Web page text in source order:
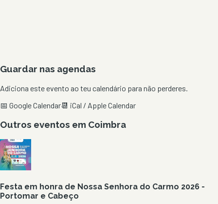
Guardar nas agendas
Adiciona este evento ao teu calendário para não perderes.
📅 Google Calendar📆 iCal / Apple Calendar
Outros eventos em Coimbra
Festa em honra de Nossa Senhora do Carmo 2026 -
Portomar e Cabeço